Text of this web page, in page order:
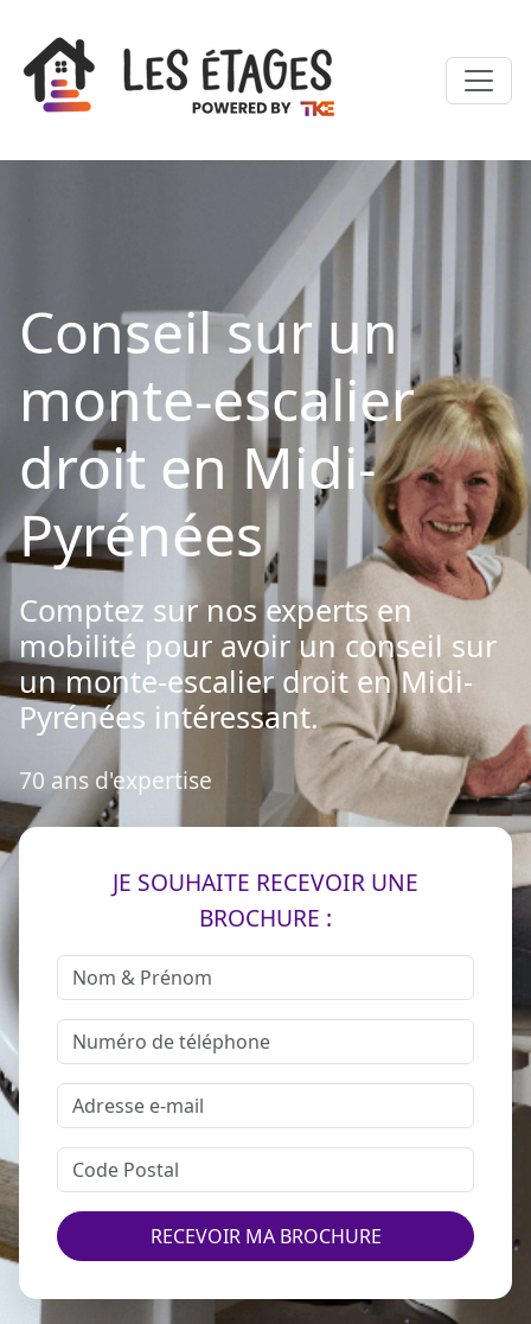
Conseil sur un
monte-escalier
droit en Midi-
Pyrénées
Comptez sur nos experts en
mobilité pour avoir un conseil sur
un monte-escalier droit en Midi-
Pyrénées intéressant.
70 ans d'expertise
JE SOUHAITE RECEVOIR UNE
BROCHURE :
RECEVOIR MA BROCHURE